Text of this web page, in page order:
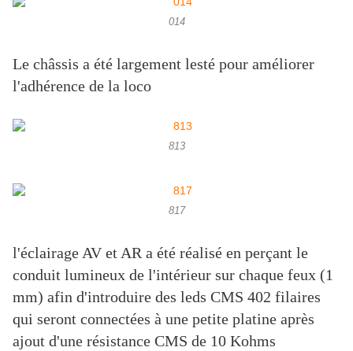
014
Le châssis a été largement lesté pour améliorer
l'adhérence de la loco
813
817
l'éclairage AV et AR a été réalisé en perçant le
conduit lumineux de l'intérieur sur chaque feux (1
mm) afin d'introduire des leds CMS 402 filaires
qui seront connectées à une petite platine après
ajout d'une résistance CMS de 10 Kohms